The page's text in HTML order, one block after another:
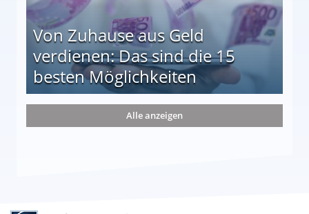
Von Zuhause aus Geld
verdienen: Das sind die 15
besten Möglichkeiten
die 15 besten Möglichkeiten
Alle anzeigen